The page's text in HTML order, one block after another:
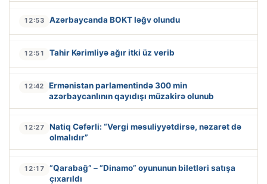
12:53 Azərbaycanda BOKT ləğv olundu
12:51 Tahir Kərimliyə ağır itki üz verib
12:42
Ermənistan parlamentində 300 min
azərbaycanlının qayıdışı müzakirə olunub
12:27
Natiq Cəfərli: “Vergi məsuliyyətdirsə, nəzarət də
olmalıdır”
12:17
“Qarabağ” – “Dinamo” oyununun biletləri satışa
çıxarıldı